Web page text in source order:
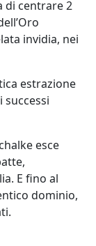
di centrare 2
invidia, nei
estrazione
successi
esce
E fino al
dominio,